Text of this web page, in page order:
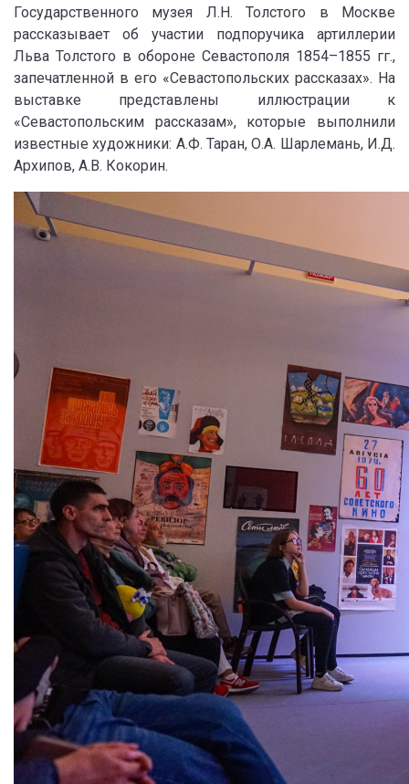
Государственного музея Л.Н. Толстого в Москве
рассказывает об участии подпоручика артиллерии
Льва Толстого в обороне Севастополя 1854–1855 гг.,
запечатленной в его «Севастопольских рассказах». На
выставке представлены иллюстрации к
«Севастопольским рассказам», которые выполнили
известные художники: А.Ф. Таран, О.А. Шарлемань, И.Д.
Архипов, А.В. Кокорин.